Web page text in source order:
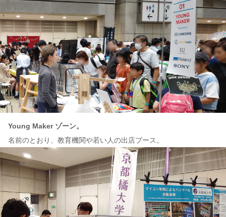
Young Maker ゾーン。
名前のとおり、教育機関や若い人の出店ブース。